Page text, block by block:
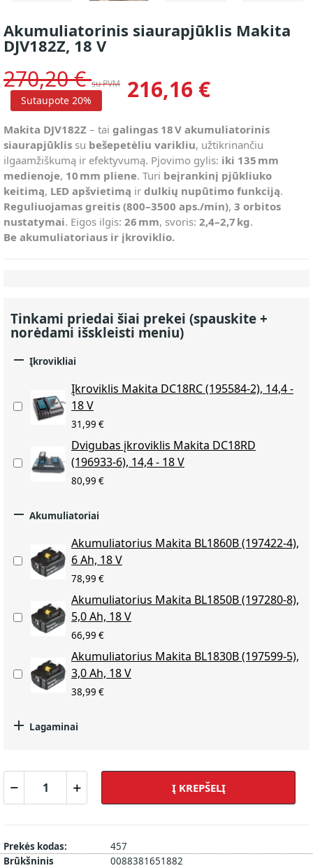
Akumuliatorinis siaurapjūklis Makita
DJV182Z, 18 V
216,16 €
270,20 €su PVM
Sutaupote 20%
Makita DJV182Z – tai galingas 18 V akumuliatorinis
siaurapjūklis su bešepetėliu varikliu, užtikrinančiu
ilgaamžiškumą ir efektyvumą. Pjovimo gylis: iki 135 mm
medienoje, 10 mm pliene. Turi beįrankinį pjūkliuko
keitimą, LED apšvietimą ir dulkių nupūtimo funkciją.
Reguliuojamas greitis (800–3500 aps./min), 3 orbitos
nustatymai. Eigos ilgis: 26 mm, svoris: 2,4–2,7 kg.
Be akumuliatoriaus ir įkroviklio.
Tinkami priedai šiai prekei (spauskite +
norėdami išskleisti meniu)
 Įkrovikliai
Įkroviklis Makita DC18RC (195584-2), 14,4 -
18 V
31,99 €
Dvigubas įkroviklis Makita DC18RD
(196933-6), 14,4 - 18 V
80,99 €
 Akumuliatoriai
Akumuliatorius Makita BL1860B (197422-4),
6 Ah, 18 V
78,99 €
Akumuliatorius Makita BL1850B (197280-8),
5,0 Ah, 18 V
66,99 €
Akumuliatorius Makita BL1830B (197599-5),
3,0 Ah, 18 V
38,99 €
 Lagaminai
Į KREPŠELĮ
Prekės kodas:
457
Brūkšninis
0088381651882